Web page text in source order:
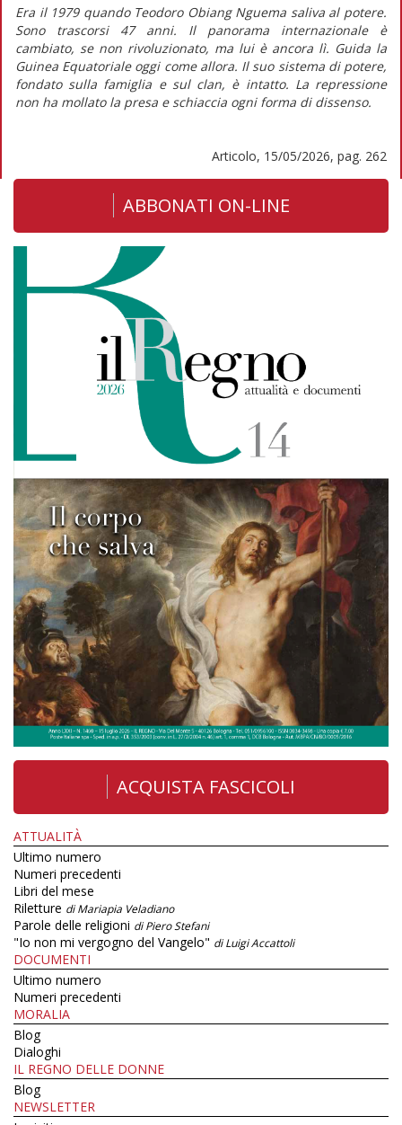
Era il 1979 quando Teodoro Obiang Nguema saliva al potere.
Sono trascorsi 47 anni. Il panorama internazionale è
cambiato, se non rivoluzionato, ma lui è ancora lì. Guida la
Guinea Equatoriale oggi come allora. Il suo sistema di potere,
fondato sulla famiglia e sul clan, è intatto. La repressione
non ha mollato la presa e schiaccia ogni forma di dissenso.
Articolo, 15/05/2026, pag. 262
ABBONATI ON-LINE
ACQUISTA FASCICOLI
ATTUALITÀ
Ultimo numero
Numeri precedenti
Libri del mese
Riletture di Mariapia Veladiano
Parole delle religioni di Piero Stefani
"Io non mi vergogno del Vangelo" di Luigi Accattoli
DOCUMENTI
Ultimo numero
Numeri precedenti
MORALIA
Blog
Dialoghi
IL REGNO DELLE DONNE
Blog
NEWSLETTER